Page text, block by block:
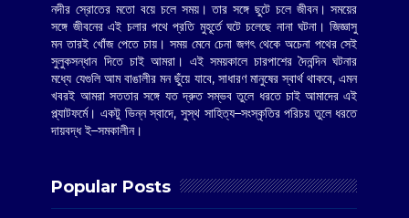
নদীর স্রোতের মতো বয়ে চলে সময়। তার সঙ্গে ছুটে চলে জীবন। সময়ের
সঙ্গে জীবনের এই চলার পথে প্রতি মুহূর্তে ঘটে চলেছে নানা ঘটনা। জিজ্ঞাসু
মন তারই খোঁজ পেতে চায়। সময় মেনে চেনা জগৎ থেকে অচেনা পথের সেই
সুলুকসন্ধান দিতে চাই আমরা। এই সময়কালে চারপাশের দৈনন্দিন ঘটনার
মধ্যে যেগুলি আম বাঙালীর মন ছুঁয়ে যাবে, সাধারণ মানুষের স্বার্থ থাকবে, এমন
খবরই আমরা সততার সঙ্গে যত দ্রুত সম্ভব তুলে ধরতে চাই আমাদের এই
প্ল্যাটফর্মে। একটু ভিন্ন স্বাদে, সুস্থ সাহিত্য–সংস্কৃতির পরিচয় তুলে ধরতে
দায়বদ্ধ ই–সমকালীন।
Popular Posts